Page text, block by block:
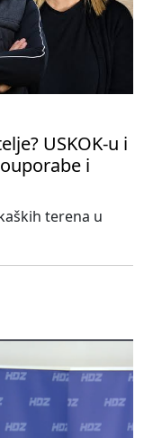
USKOK-u i
i
terena u